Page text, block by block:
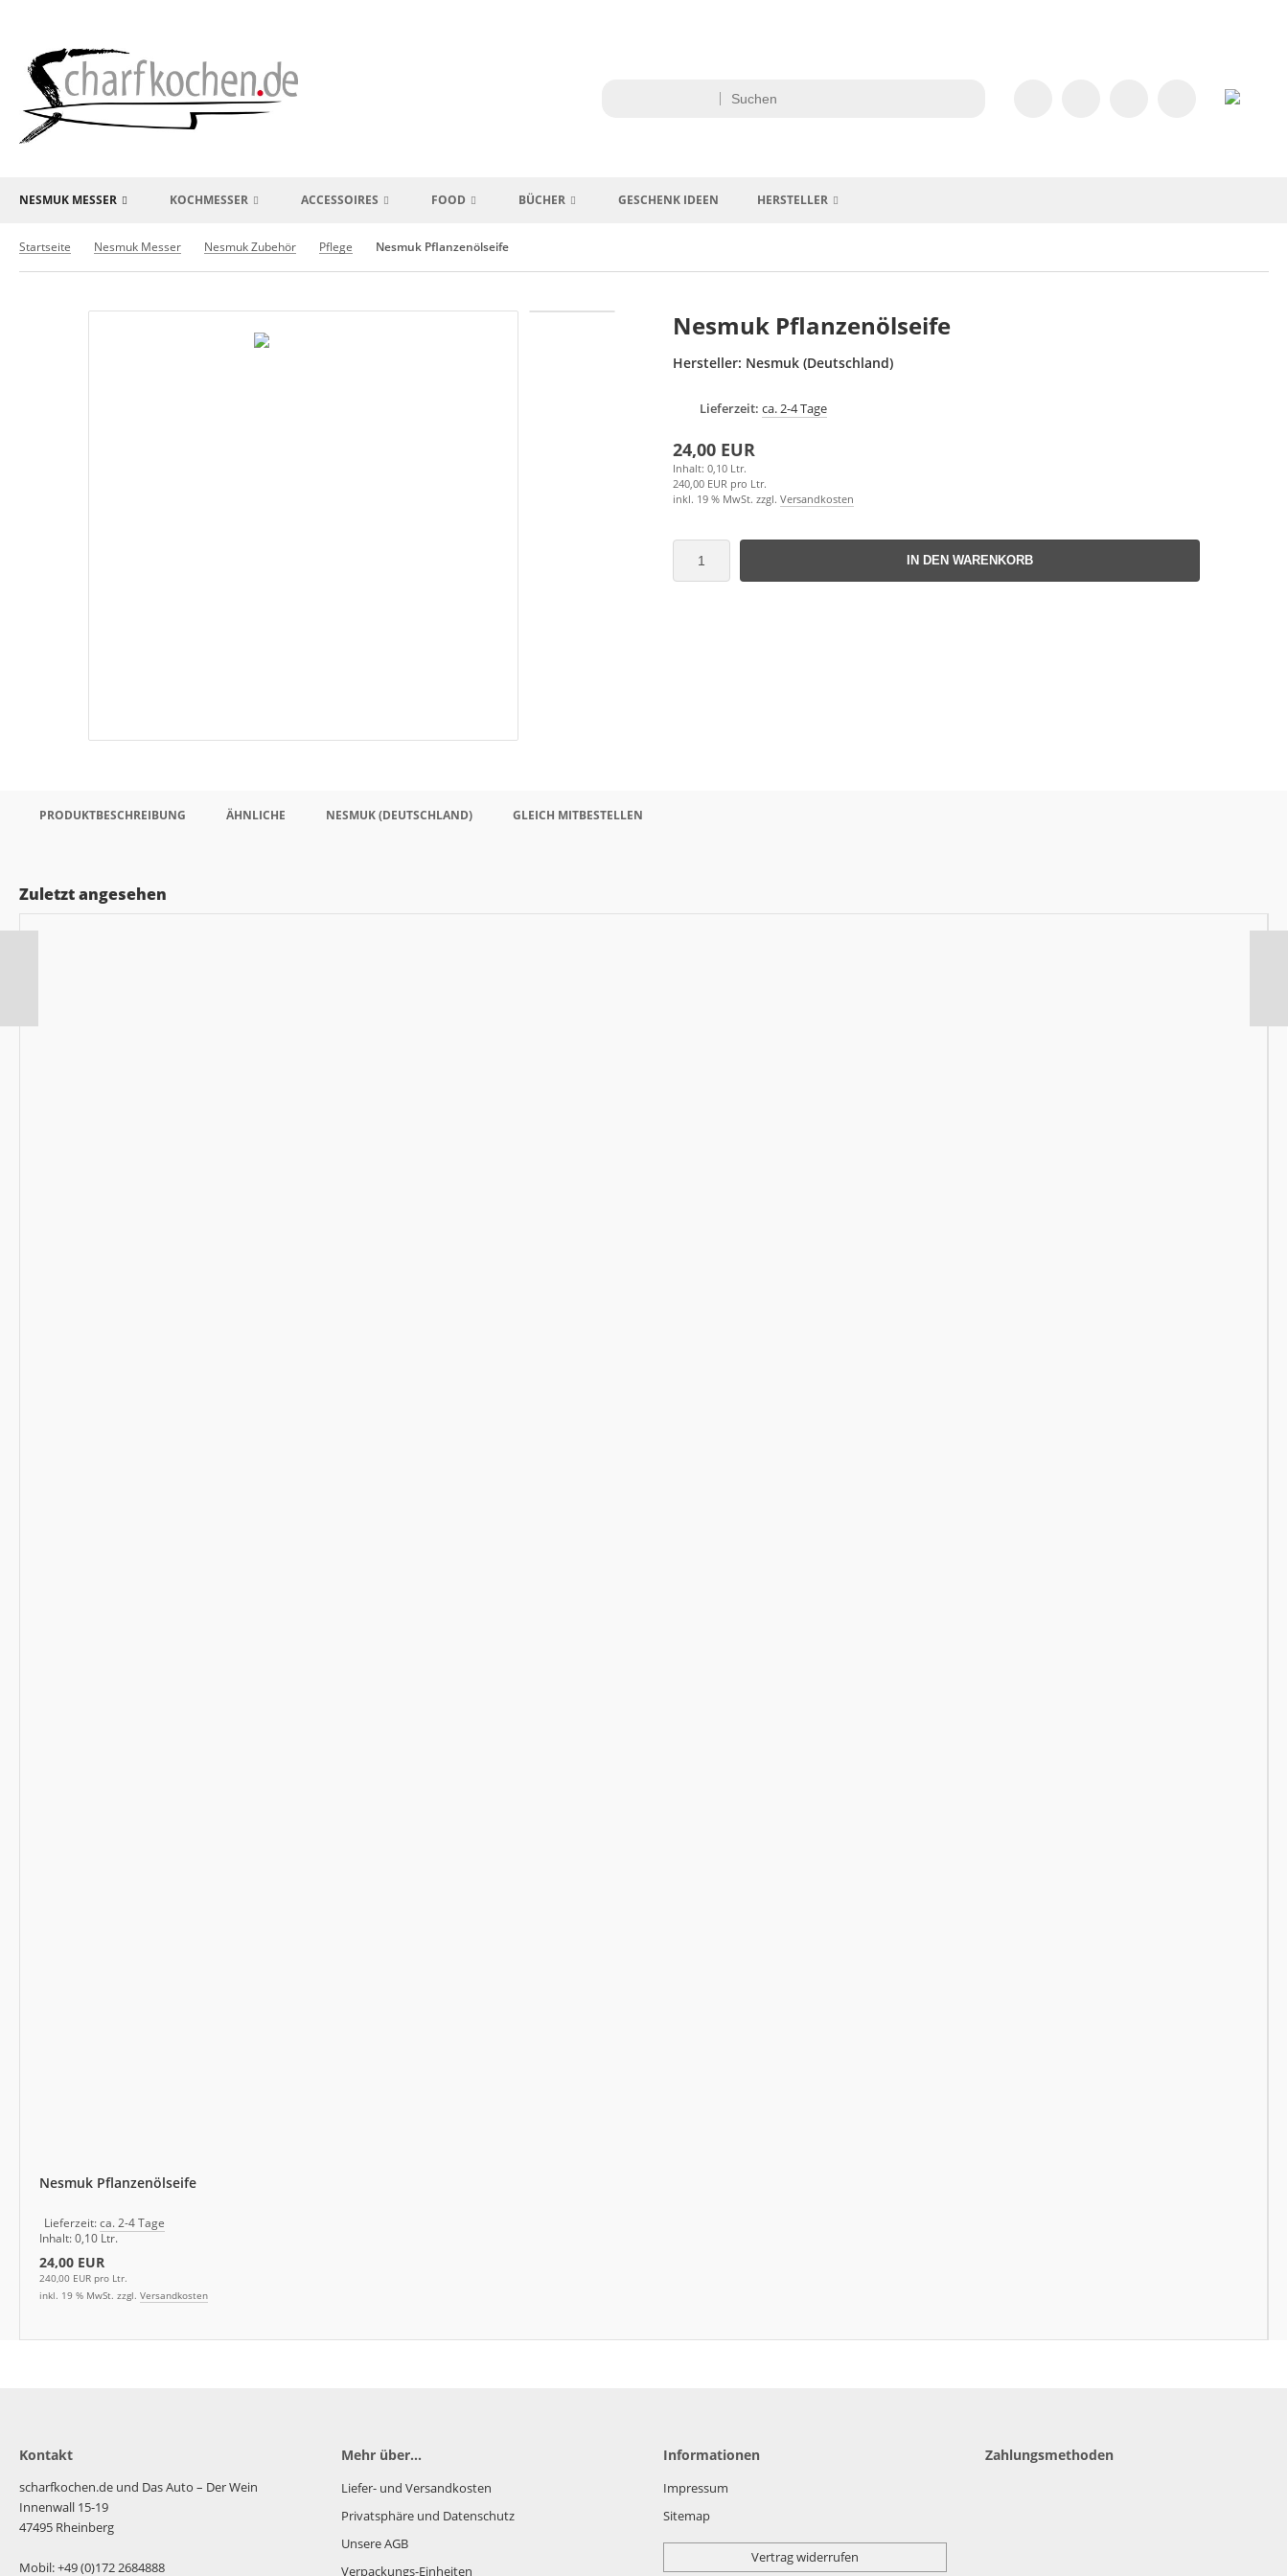
NESMUK MESSER KOCHMESSER ACCESSOIRES FOOD BÜCHER GESCHENK IDEEN HERSTELLER
Startseite Nesmuk Messer Nesmuk Zubehör Pflege Nesmuk Pflanzenölseife
Nesmuk Pflanzenölseife
Hersteller: Nesmuk (Deutschland)
Lieferzeit: ca. 2-4 Tage
24,00 EUR
Inhalt: 0,10 Ltr.
240,00 EUR pro Ltr.
inkl. 19 % MwSt. zzgl. Versandkosten
IN DEN WARENKORB
PRODUKTBESCHREIBUNG ÄHNLICHE NESMUK (DEUTSCHLAND) GLEICH MITBESTELLEN
Zuletzt angesehen
Nesmuk Pflanzenölseife
Lieferzeit:ca. 2-4 Tage
Inhalt: 0,10 Ltr.
24,00 EUR
240,00 EUR pro Ltr.
inkl. 19 % MwSt. zzgl. Versandkosten
Kontakt
scharfkochen.de und Das Auto – Der Wein
Innenwall 15-19
47495 Rheinberg
Mobil: +49 (0)172 2684888
Mehr über...
Liefer- und Versandkosten
Privatsphäre und Datenschutz
Unsere AGB
Verpackungs-Einheiten
Informationen
Impressum
Sitemap
Vertrag widerrufen
Zahlungsmethoden